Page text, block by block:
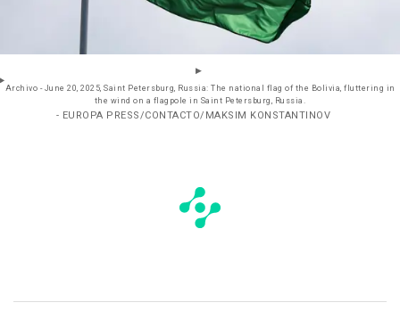
Archivo - June 20, 2025, Saint Petersburg, Russia: The national flag of the Bolivia, fluttering in
the wind on a flagpole in Saint Petersburg, Russia.
- EUROPA PRESS/CONTACTO/MAKSIM KONSTANTINOV